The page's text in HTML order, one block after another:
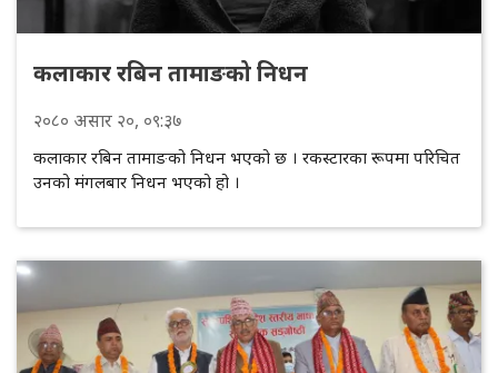
कलाकार रबिन तामाङको निधन
२०८० असार २०, ०९:३७
कलाकार रबिन तामाङको निधन भएको छ । रकस्टारका रूपमा परिचित
उनको मंगलबार निधन भएको हो ।